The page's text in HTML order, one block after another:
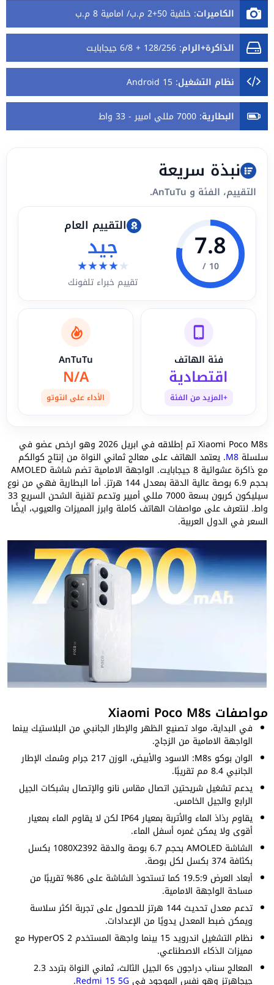
الكاميرات: خلفية 50+2 م.ب/ امامية 8 م.ب
الذاكرة+الرام: 128/256 + 6/8 جيجابايت
نظام التشغيل:
Android 15
البطارية: 7000 مللي امبير - 33 واط
نبذة سريعة
التقييم، الفئة و AnTuTu.
7.8
10 /
التقييم العام
جيد
★★★★★
تقييم خبراء تلفونك
فئة الهاتف
اقتصادية
+المزيد من الفئة
AnTuTu
N/A
الأداء على انتوتو
Xiaomi Poco M8s تم إطلاقه في ابريل 2026 وهو ارخص عضو في
سلسلة M8. يعتمد الهاتف على معالج ثماني النواة من إنتاج كوالكم
مع ذاكرة عشوائية 8 جيجابايت. الواجهة الامامية تضم شاشة AMOLED
بحجم 6.9 بوصة عالية الدقة بمعدل 144 هرتز. أما البطارية فهي من نوع
سيليكون كربون بسعة 7000 مللي أمبير وتدعم تقنية الشحن السريع 33
واط. لنتعرف على مواصفات الهاتف كاملة وابرز المميزات والعيوب، ايضًا
السعر في الدول العربية.
مواصفات Xiaomi Poco M8s
في البداية، مواد تصنيع الظهر والإطار الجانبي من البلاستيك بينما
الواجهة الامامية من الزجاج.
الوان بوكو M8s: الاسود والأبيض، الوزن 217 جرام وسُمك الإطار
الجانبي 8.4 مم تقريبًا.
يدعم تشغيل شريحتين اتصال مقاس نانو والإتصال بشبكات الجيل
الرابع والجيل الخامس.
يقاوم رذاذ الماء والأتربة بمعيار IP64 لكن لا يقاوم الماء بمعيار
أقوى ولا يمكن غمره أسفل الماء.
الشاشة AMOLED بحجم 6.7 بوصة والدقة 1080X2392 بكسل
بكثافة 374 بكسل لكل بوصة.
أبعاد العرض 19.5:9 كما تستحوذ الشاشة على 86% تقريبًا من
مساحة الواجهة الامامية.
تدعم معدل تحديث 144 هرتز للحصول على تجربة اكثر سلاسة
ويمكن ضبط المعدل يدويًا من الإعدادات.
نظام التشغيل اندرويد 15 بينما واجهة المستخدم HyperOS 2 مع
مميزات الذكاء الاصطناعي.
المعالج سناب دراجون 6s الجيل الثالث، ثماني النواة بتردد 2.3
جيجاهرتز وهو نفس الموجود في Redmi 15 5G
.